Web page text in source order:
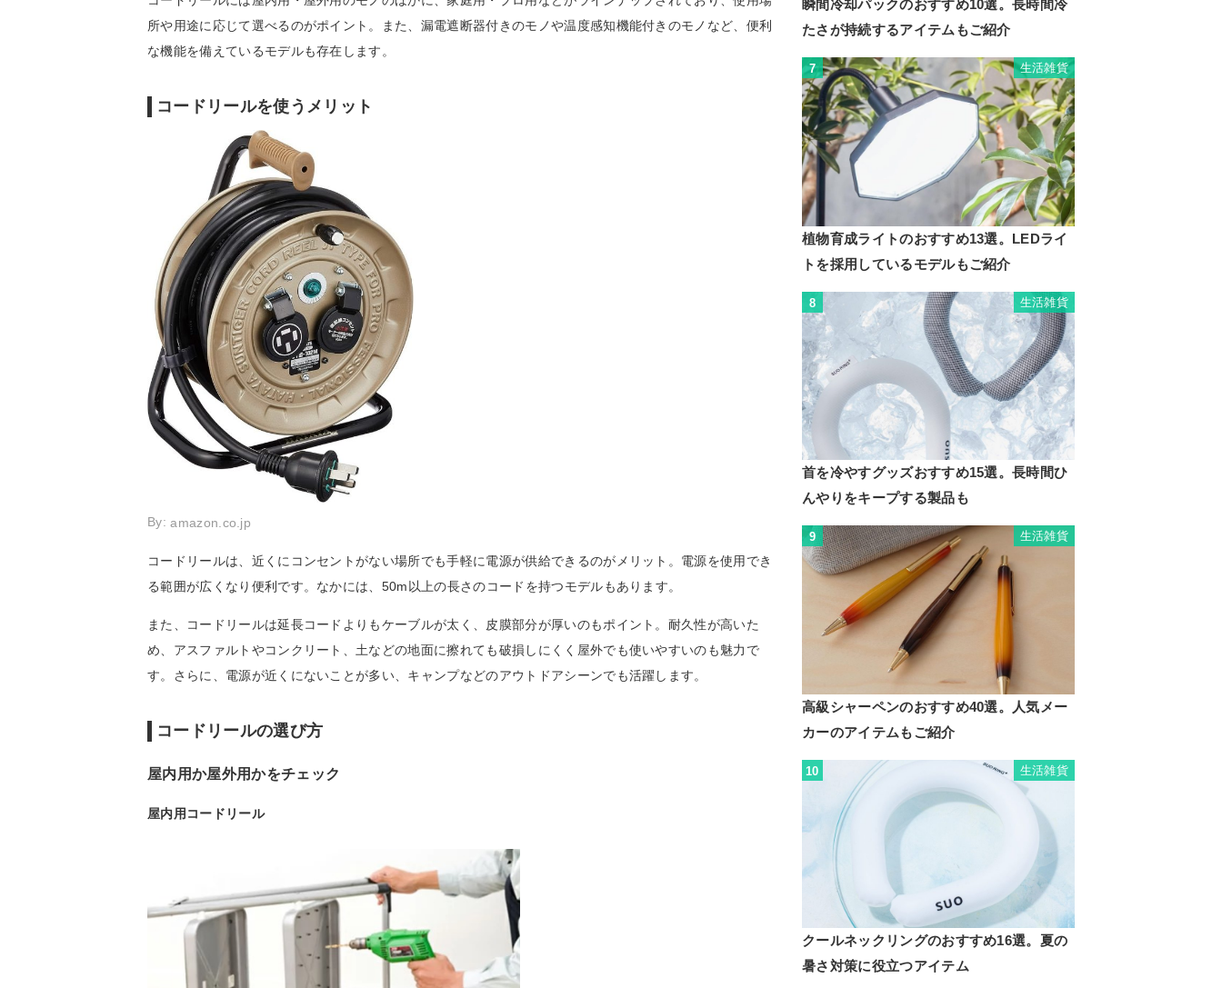
所や用途に応じて選べるのがポイント。また、漏電遮断器付きのモノや温度感知機能付きのモノなど、便利
な機能を備えているモデルも存在します。
コードリールを使うメリット
By:amazon.co.jp
コードリールは、近くにコンセントがない場所でも手軽に電源が供給できるのがメリット。電源を使用でき
る範囲が広くなり便利です。なかには、50m以上の長さのコードを持つモデルもあります。
また、コードリールは延長コードよりもケーブルが太く、皮膜部分が厚いのもポイント。耐久性が高いた
め、アスファルトやコンクリート、土などの地面に擦れても破損しにくく屋外でも使いやすいのも魅力で
す。さらに、電源が近くにないことが多い、キャンプなどのアウトドアシーンでも活躍します。
コードリールの選び方
屋内用か屋外用かをチェック
屋内用コードリール
瞬間冷却パックのおすすめ10選。長時間冷
たさが持続するアイテムもご紹介
7 生活雑貨
植物育成ライトのおすすめ13選。LEDライ
トを採用しているモデルもご紹介
8 生活雑貨
首を冷やすグッズおすすめ15選。長時間ひ
んやりをキープする製品も
9 生活雑貨
高級シャーペンのおすすめ40選。人気メー
カーのアイテムもご紹介
10 生活雑貨
クールネックリングのおすすめ16選。夏の
暑さ対策に役立つアイテム